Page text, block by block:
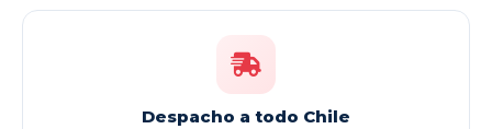
Despacho a todo Chile